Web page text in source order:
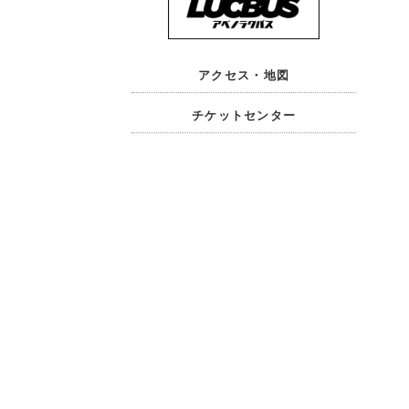
アクセス・地図
チケットセンター